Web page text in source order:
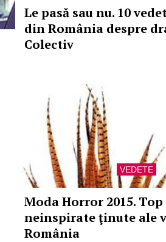
Le pasă sau nu. 10
din România despre
Colectiv
VEDETE
Moda Horror 2015. Top
neinspirate ţinute ale
România